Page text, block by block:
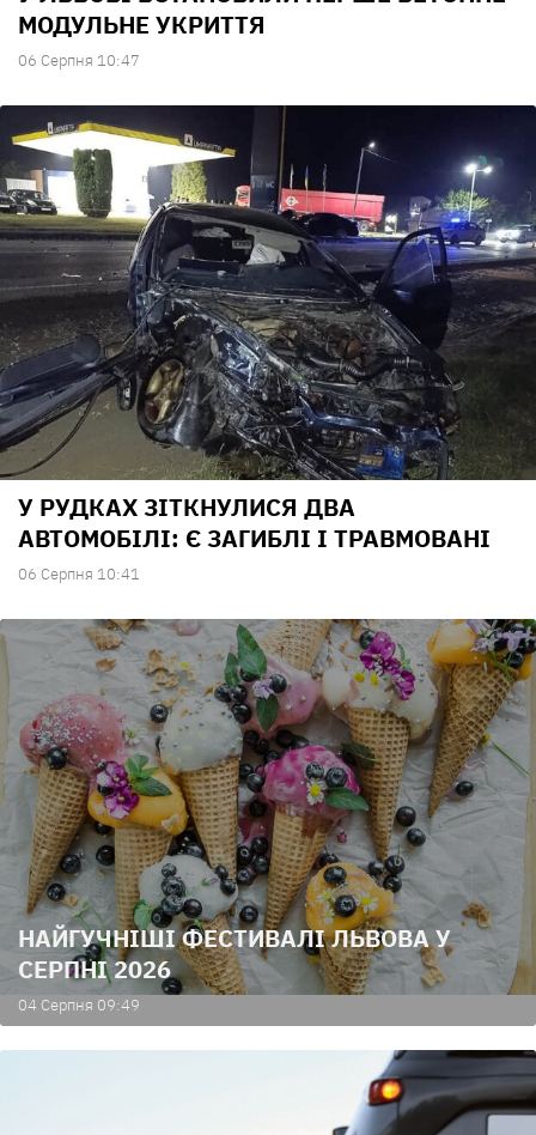
МОДУЛЬНЕ УКРИТТЯ
06 Серпня 10:47
У РУДКАХ ЗІТКНУЛИСЯ ДВА
АВТОМОБІЛІ: Є ЗАГИБЛІ І ТРАВМОВАНІ
06 Серпня 10:41
НАЙГУЧНІШІ ФЕСТИВАЛІ ЛЬВОВА У
СЕРПНІ 2026
04 Серпня 09:49